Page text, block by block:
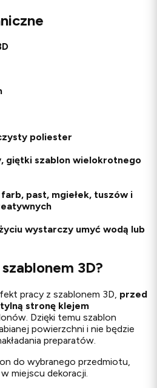
poliester
giętki szablon wielokrotnego
past, mgiełek, tuszów i
wystarczy umyć wodą lub
3D?
pracy z szablonem 3D, przed
stronę klejem
Dzięki temu szablon
powierzchni i nie będzie
preparatów.
do wybranego przedmiotu,
miejscu dekoracji.